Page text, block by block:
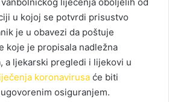
liječenja oboljelih od
u kojoj se potvrdi prisustvo
je u obavezi da poštuje
koje je propisala nadležna
a ljekarski pregledi i lijekovi u
koronavirusa će biti
osiguranjem.